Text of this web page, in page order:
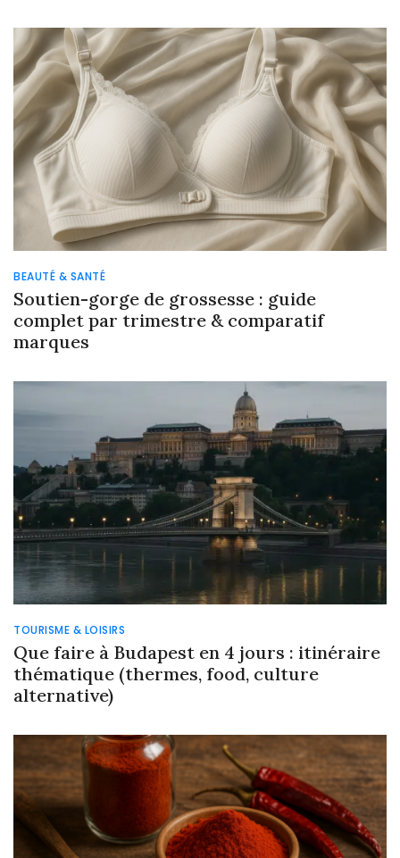
BEAUTÉ & SANTÉ
Soutien-gorge de grossesse : guide
complet par trimestre & comparatif
marques
TOURISME & LOISIRS
Que faire à Budapest en 4 jours : itinéraire
thématique (thermes, food, culture
alternative)